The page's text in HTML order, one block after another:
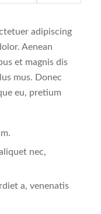
adipiscing
Aenean
et magnis dis
mus. Donec
eu, pretium
nec,
a, venenatis